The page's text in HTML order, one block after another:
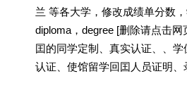
兰 等各大学，修改成绩单分数
diploma，degree [删除请点击
囯的同学定制、真实认证、、
认证、使馆留学回囯人员证明、